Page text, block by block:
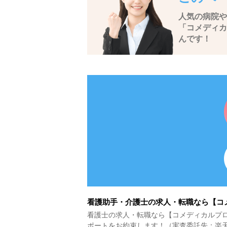
人気の病院
「コメディ
んです！
看護助手・介護士の求人・転職なら【コ
看護士の求人・転職なら【コメディカルプ
ポートをお約束します！（実査委託先：楽